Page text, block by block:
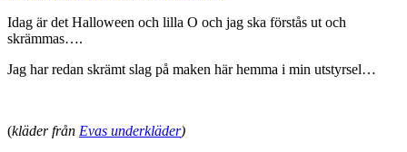
Idag är det Halloween och lilla O och jag ska förstås ut och
skrämmas….
Jag har redan skrämt slag på maken här hemma i min utstyrsel…
(kläder från Evas underkläder)